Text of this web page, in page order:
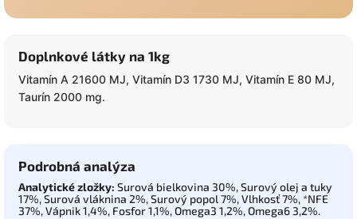
Doplnkové látky na 1kg
Vitamín A 21600 MJ, Vitamín D3 1730 MJ, Vitamín E 80 MJ,
Taurín 2000 mg.
Podrobná analýza
Analytické zložky: Surová bielkovina 30%, Surový olej a tuky
17%, Surová vláknina 2%, Surový popol 7%, Vlhkosť 7%, *NFE
37%, Vápnik 1,4%, Fosfor 1,1%, Omega3 1,2%, Omega6 3,2%.